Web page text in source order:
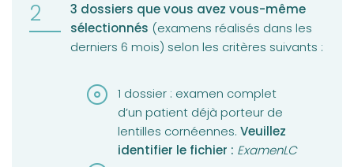
3 dossiers que vous avez vous-même
sélectionnés (examens réalisés dans les
derniers 6 mois) selon les critères suivants :
1 dossier : examen complet
d’un patient déjà porteur de
lentilles cornéennes.Veuillez
identifier le fichier : ExamenLC